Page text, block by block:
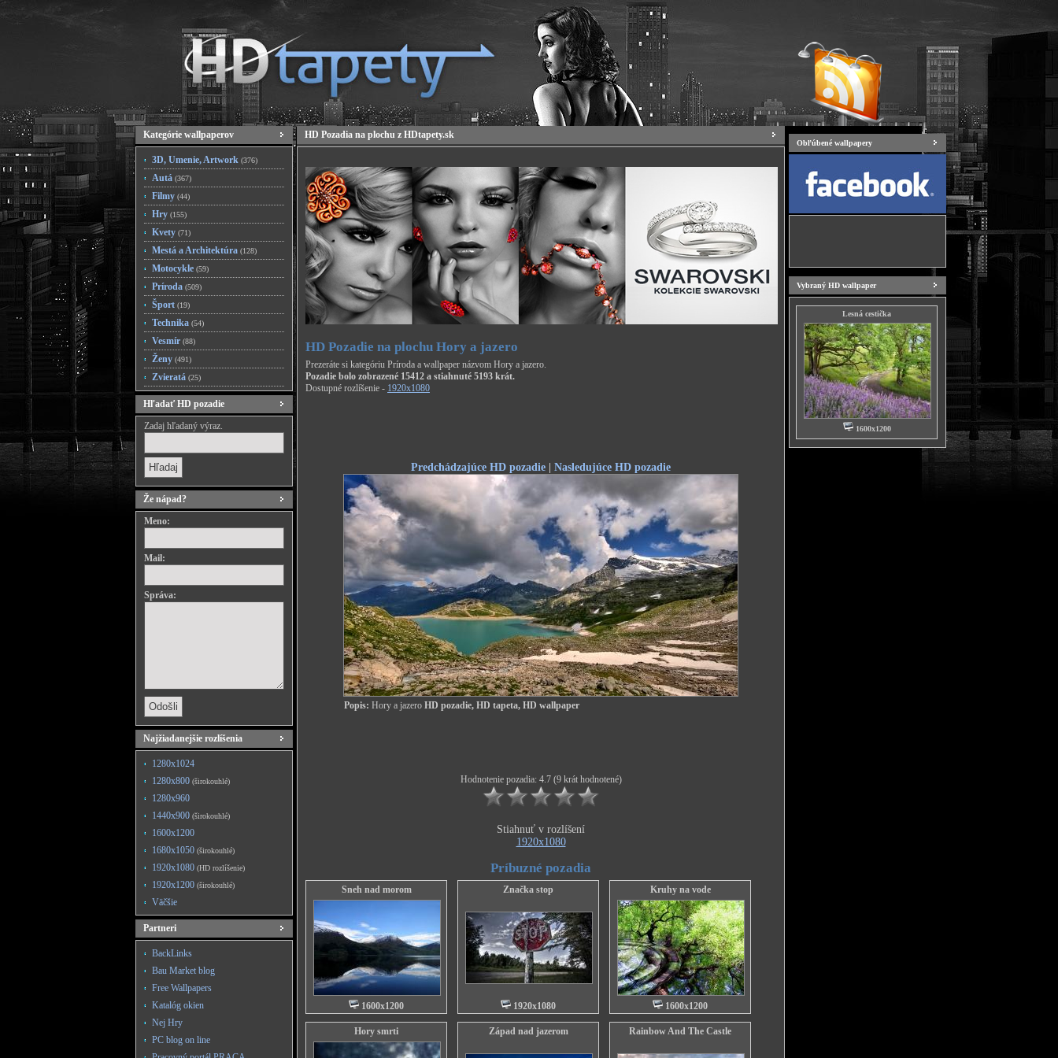
Kategórie wallpaperov
3D, Umenie, Artwork (376)
Autá (367)
Filmy (44)
Hry (155)
Kvety (71)
Mestá a Architektúra (128)
Motocykle (59)
Príroda (509)
Šport (19)
Technika (54)
Vesmír (88)
Ženy (491)
Zvieratá (25)
Hľadať HD pozadie
Zadaj hľadaný výraz.
Že nápad?
Meno:
Mail:
Správa:
Najžiadanejšie rozlíšenia
1280x1024
1280x800 (širokouhlé)
1280x960
1440x900 (širokouhlé)
1600x1200
1680x1050 (širokouhlé)
1920x1080 (HD rozlíšenie)
1920x1200 (širokouhlé)
Väčšie
Partneri
BackLinks
Bau Market blog
Free Wallpapers
Katalóg okien
Nej Hry
PC blog on line
HD Pozadia na plochu z HDtapety.sk
HD Pozadie na plochu Hory a jazero
Prezeráte si kategóriu Príroda a wallpaper názvom Hory a jazero.
Pozadie bolo zobrazené 15412 a stiahnuté 5193 krát.
Dostupné rozlíšenie - 1920x1080
Predchádzajúce HD pozadie | Nasledujúce HD pozadie
Popis: Hory a jazero HD pozadie, HD tapeta, HD wallpaper
Hodnotenie pozadia: 4.7 (9 krát hodnotené)
Stiahnuť v rozlíšení
1920x1080
Príbuzné pozadia
Sneh nad morom
1600x1200
Značka stop
1920x1080
Kruhy na vode
1600x1200
Hory smrti Západ nad jazerom Rainbow And The Castle
Obľúbené wallpapery
Vybraný HD wallpaper
Lesná cestička
1600x1200